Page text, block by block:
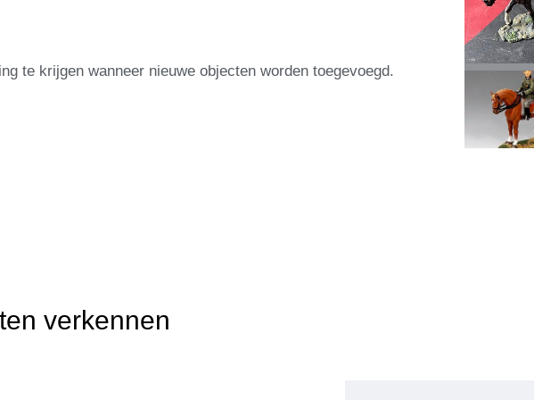
te krijgen wanneer nieuwe objecten worden toegevoegd.
verkennen